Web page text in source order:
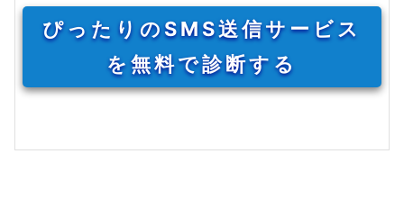
ぴったりのSMS送信サービス
を無料で診断する